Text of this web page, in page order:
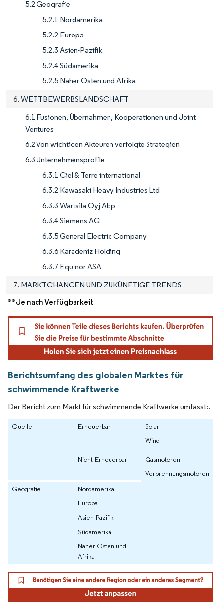
5.2 Geografie
5.2.1 Nordamerika
5.2.2 Europa
5.2.3 Asien-Pazifik
5.2.4 Südamerika
5.2.5 Naher Osten und Afrika
6. WETTBEWERBSLANDSCHAFT
6.1 Fusionen, Übernahmen, Kooperationen und Joint
Ventures
6.2 Von wichtigen Akteuren verfolgte Strategien
6.3 Unternehmensprofile
6.3.1 Ciel & Terre international
6.3.2 Kawasaki Heavy Industries Ltd
6.3.3 Wartsila Oyj Abp
6.3.4 Siemens AG
6.3.5 General Electric Company
6.3.6 Karadeniz Holding
6.3.7 Equinor ASA
7. MARKTCHANCEN UND ZUKÜNFTIGE TRENDS
**Je nach Verfügbarkeit
Berichtsumfang des globalen Marktes für
schwimmende Kraftwerke
Der Bericht zum Markt für schwimmende Kraftwerke umfasst:.
Quelle Erneuerbar
Solar
Wind
Nicht-Erneuerbar
Gasmotoren
Verbrennungsmotoren
Geografie
Nordamerika
Europa
Asien-Pazifik
Südamerika
Naher Osten und
Afrika